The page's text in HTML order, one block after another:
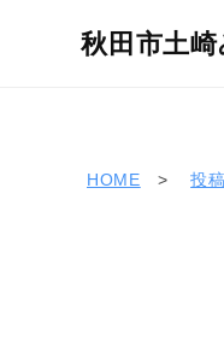
秋田市土
HOME 投稿